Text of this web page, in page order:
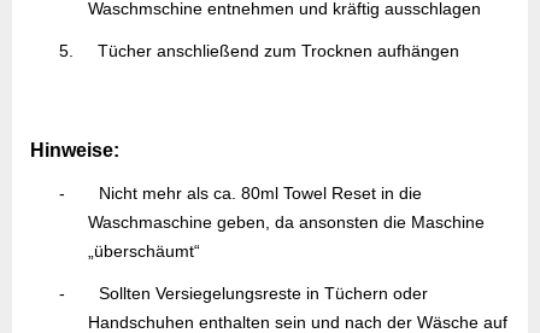
Waschmschine entnehmen und kräftig ausschlagen
5. Tücher anschließend zum Trocknen aufhängen
Hinweise:
-
Nicht mehr als ca. 80ml Towel Reset in die
Waschmaschine geben, da ansonsten die Maschine
„überschäumt“
-
Sollten Versiegelungsreste in Tüchern oder
Handschuhen enthalten sein und nach der Wäsche auf